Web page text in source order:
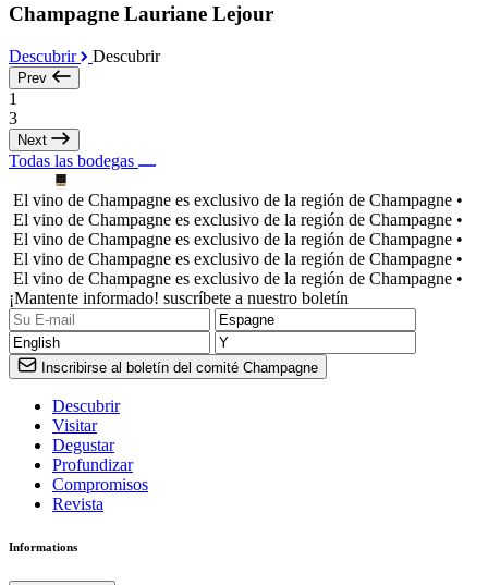
Champagne Lauriane Lejour
Descubrir Descubrir
Prev
1
3
Next
Todas las bodegas
El vino de Champagne es exclusivo de la región de Champagne •
El vino de Champagne es exclusivo de la región de Champagne •
El vino de Champagne es exclusivo de la región de Champagne •
El vino de Champagne es exclusivo de la región de Champagne •
El vino de Champagne es exclusivo de la región de Champagne •
¡Mantente informado! suscríbete a nuestro boletín
Inscribirse al boletín del comité Champagne
Descubrir
Visitar
Degustar
Profundizar
Compromisos
Revista
Informations